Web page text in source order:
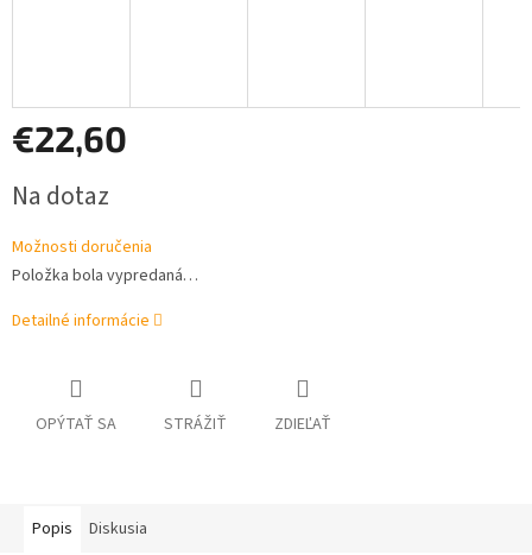
€22,60
cena:
Na dotaz
Možnosti doručenia
Položka bola vypredaná…
Detailné informácie
OPÝTAŤ SA STRÁŽIŤ ZDIEĽAŤ
Popis Diskusia